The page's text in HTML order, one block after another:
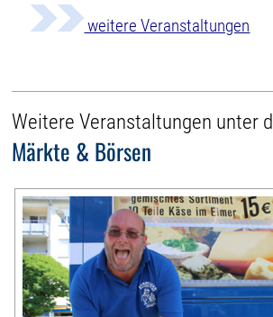
weitere Veranstaltungen
Weitere Veranstaltungen unter
Märkte & Börsen